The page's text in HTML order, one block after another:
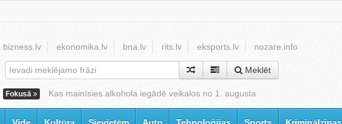
bizness.lv ekonomika.lv bna.lv rits.lv eksports.lv nozare.info
Meklēt
Fokusā Kas mainīsies alkohola iegādē veikalos no 1. augusta